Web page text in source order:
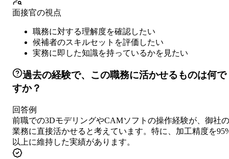
面接官の視点
職務に対する理解度を確認したい
候補者のスキルセットを評価したい
実務に即した知識を持っているかを見たい
過去の経験で、この職務に活かせるものは何で
すか？
回答例
前職での3DモデリングやCAMソフトの操作経験が、御社の
業務に直接活かせると考えています。特に、加工精度を
以上に維持した実績があります。